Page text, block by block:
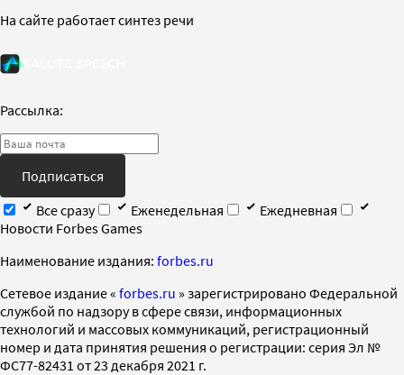
На сайте работает синтез речи
Рассылка:
Подписаться
Все сразу
Еженедельная
Ежедневная
Новости Forbes Games
Наименование издания: forbes.ru
Cетевое издание « forbes.ru » зарегистрировано Федеральной
службой по надзору в сфере связи, информационных
технологий и массовых коммуникаций, регистрационный
номер и дата принятия решения о регистрации: серия Эл №
ФС77-82431 от 23 декабря 2021 г.